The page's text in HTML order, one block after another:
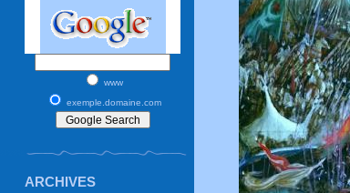
www
exemple.domaine.com
ARCHIVES